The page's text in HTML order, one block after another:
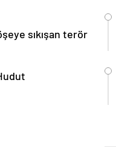
sıkışan terör